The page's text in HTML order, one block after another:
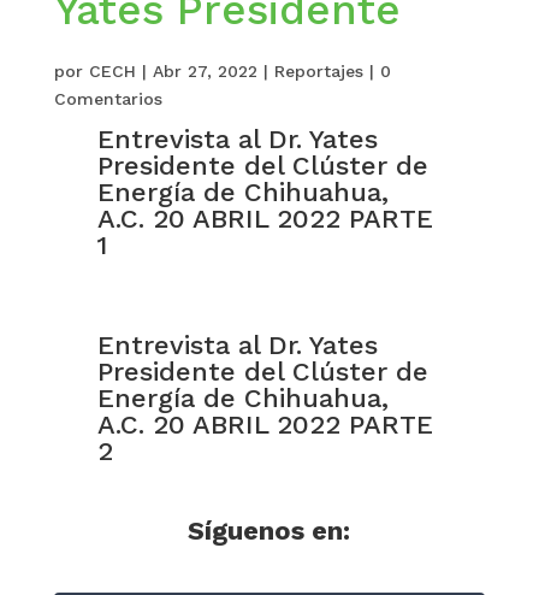
por CECH | Abr 27, 2022 | Reportajes| 0
Comentarios
Entrevista al Dr. Yates
Presidente del Clúster de
Energía de Chihuahua,
A.C. 20 ABRIL 2022 PARTE
1
Entrevista al Dr. Yates
Presidente del Clúster de
Energía de Chihuahua,
A.C. 20 ABRIL 2022 PARTE
2
Síguenos en: